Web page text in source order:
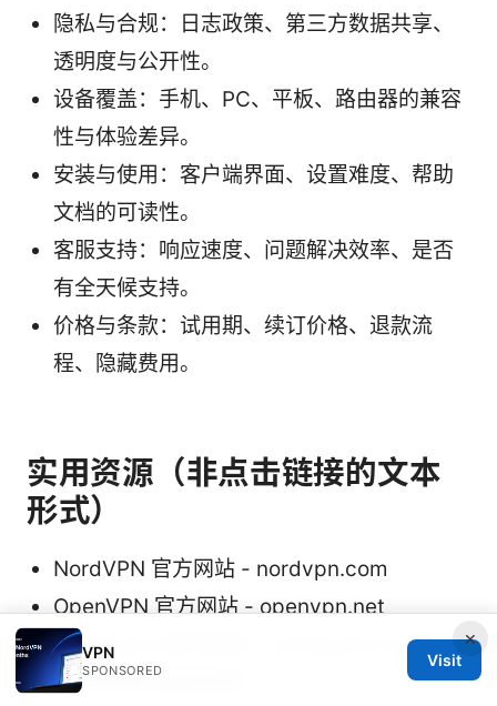
隐私与合规：日志政策、第三方数据共享、
透明度与公开性。
设备覆盖：手机、PC、平板、路由器的兼容
性与体验差异。
安装与使用：客户端界面、设置难度、帮助
文档的可读性。
客服支持：响应速度、问题解决效率、是否
有全天候支持。
价格与条款：试用期、续订价格、退款流
程、隐藏费用。
实用资源（非点击链接的文本
形式）
NordVPN 官方网站 - nordvpn.com
OpenVPN 官方网站 - openvpn.net
WireGuard 官方网站 - wireguard.com
互联网隐私基础指南 -
×
VPN
SPONSORED
Visit